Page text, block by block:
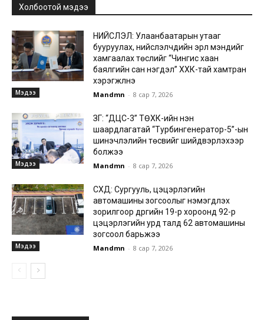
Холбоотой мэдээ
Мэдээ
НИЙСЛЭЛ: Улаанбаатарын утааг
бууруулах, нийслэлчүүдийн эрүүл мэндийг
хамгаалах төслийг “Чингис хаан
баялгийн сан нэгдэл” ХХК-тай хамтран
хэрэгжүүлнэ
Mandmn - 8 сар 7, 2026
Мэдээ
ЗГ: “ДЦС-3” ТӨХК-ийн нэн
шаардлагатай “Турбингенератор-5”-ын
шинэчлэлийн төсвийг шийдвэрлэхээр
болжээ
Mandmn - 8 сар 7, 2026
Мэдээ
СХД: Сургууль, цэцэрлэгийн
автомашины зогсоолыг нэмэгдүүлэх
зорилгоор дүүргийн 19-р хороонд 92-р
цэцэрлэгийн урд талд 62 автомашины
зогсоол барьжээ
Mandmn - 8 сар 7, 2026